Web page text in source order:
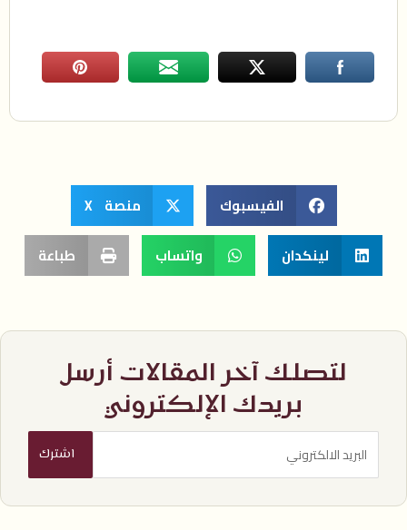
الفيسبوك
منصة X
لينكدان
واتساب طباعة
لتصلك آخر المقالات أرسل
بريدك الإلكتروني